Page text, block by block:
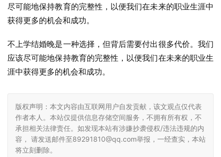
尽可能地保持教育的完整性，以便我们在未来的职业生涯中
获得更多的机会和成功。
不上学结婚晚是一种选择，但背后需要付出很多代价。我们
应该尽可能地保持教育的完整性，以便我们在未来的职业生
涯中获得更多的机会和成功。
版权声明：本文内容由互联网用户自发贡献，该文观点仅代表
作者本人。本站仅提供信息存储空间服务，不拥有所有权，不
承担相关法律责任。如发现本站有涉嫌抄袭侵权/违法违规的内
容， 请发送邮件至89291810@qq.com举报，一经查实，本站
将立刻删除。